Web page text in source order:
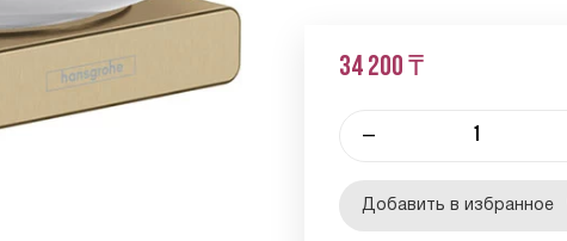
34 200 ₸
–
Добавить в избранное